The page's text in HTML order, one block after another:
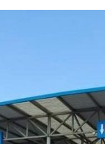
PTF
sensul de
Moldova